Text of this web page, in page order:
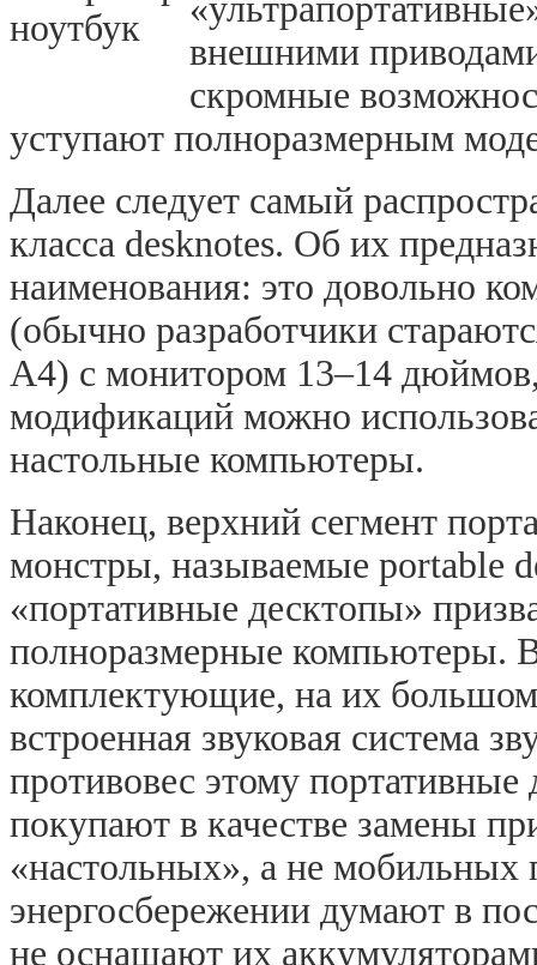
внешними
скромные
уступают полноразмерным
Далее следует самый
класса desknotes. Об их
наименования: это довольно
(обычно разработчики
A4) c монитором 13–14
модификаций можно
настольные компьютеры.
Наконец, верхний сегмент
монстры, называемые portable
«портативные десктопы»
полноразмерные компьютеры.
комплектующие, на их
встроенная звуковая система
противовес этому
покупают в качестве замены
«настольных», а не мобильных
энергосбережении думают в
не оснащают их